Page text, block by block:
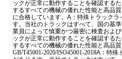
ックが正常に動作することを確認する
するすべての機械の優れた性能と高品質
に合格しています。 A：特殊トラックラ
す。当社のトラックはすべて、国の基
業員によって慎重かつ厳密に検査およ
ックが正常に動作することを確認する
するすべての機械の優れた性能と高品質
GB/T45001-2020/ISO45001-2018A：特殊